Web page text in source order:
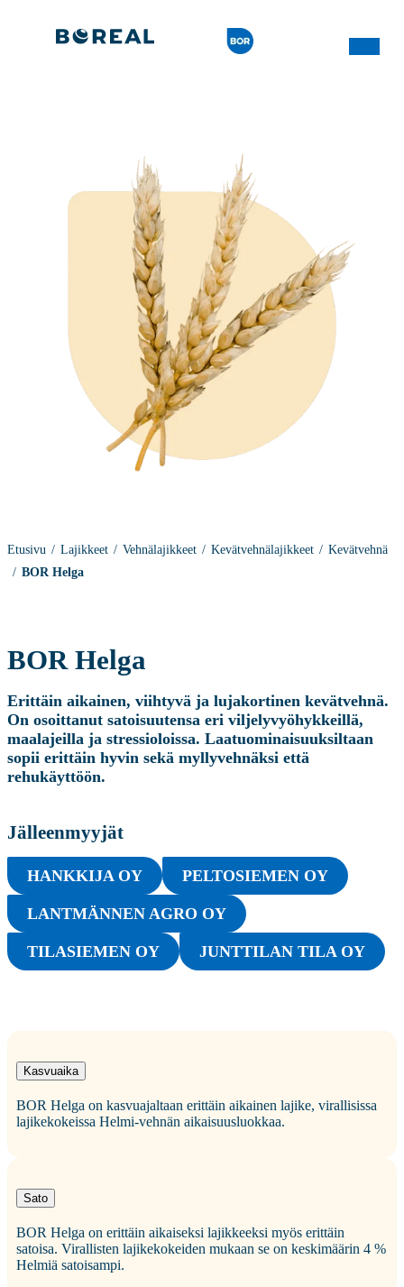
Etusivu Lajikkeet Vehnälajikkeet Kevätvehnälajikkeet
Kevätvehnä
BOR Helga
BOR Helga
Erittäin aikainen, viihtyvä ja lujakortinen kevätvehnä.
On osoittanut satoisuutensa eri viljelyvyöhykkeillä,
maalajeilla ja stressioloissa. Laatuominaisuuksiltaan
sopii erittäin hyvin sekä myllyvehnäksi että
rehukäyttöön.
Jälleenmyyjät
HANKKIJA OY PELTOSIEMEN OY
LANTMÄNNEN AGRO OY
TILASIEMEN OY JUNTTILAN TILA OY
Kasvuaika
BOR Helga on kasvuajaltaan erittäin aikainen lajike, virallisissa
lajikekokeissa Helmi-vehnän aikaisuusluokkaa.
Sato
BOR Helga on erittäin aikaiseksi lajikkeeksi myös erittäin
satoisa. Virallisten lajikekokeiden mukaan se on keskimäärin 4 %
Helmiä satoisampi.